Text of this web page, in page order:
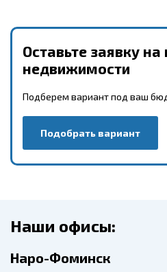
Оставьте заявку
недвижимости
Подберем вариант под ваш
Подобрать вариант
Наши офисы:
Наро-Фоминск